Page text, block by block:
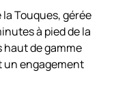
la Touques, gérée
à pied de la
haut de gamme
un engagement